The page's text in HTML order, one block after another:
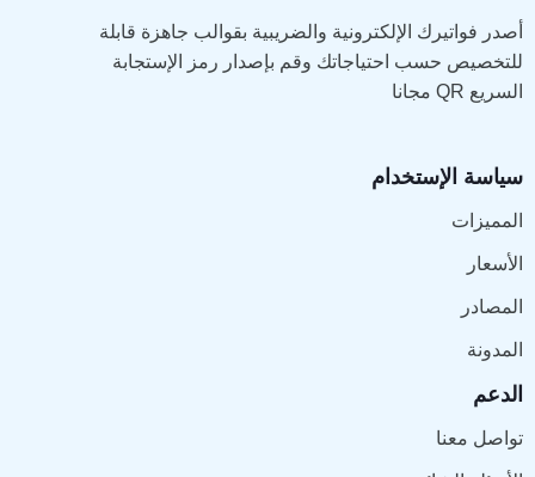
أصدر فواتيرك الإلكترونية والضريبية بقوالب جاهزة قابلة
للتخصيص حسب احتياجاتك وقم بإصدار رمز الإستجابة
السريع QR مجانا
سياسة الإستخدام
المميزات
الأسعار
المصادر
المدونة
الدعم
تواصل معنا